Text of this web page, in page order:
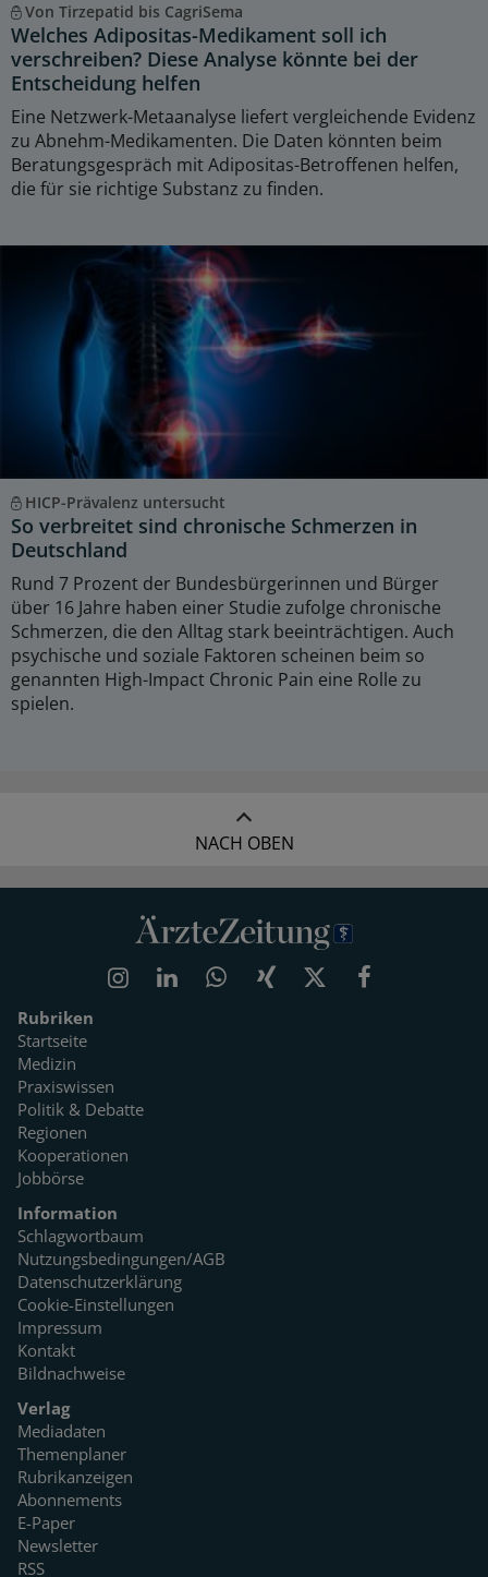
Von Tirzepatid bis CagriSema
Welches Adipositas-Medikament soll ich
verschreiben? Diese Analyse könnte bei der
Entscheidung helfen
Eine Netzwerk-Metaanalyse liefert vergleichende Evidenz
zu Abnehm-Medikamenten. Die Daten könnten beim
Beratungsgespräch mit Adipositas-Betroffenen helfen,
die für sie richtige Substanz zu finden.
HICP-Prävalenz untersucht
So verbreitet sind chronische Schmerzen in
Deutschland
Rund 7 Prozent der Bundesbürgerinnen und Bürger
über 16 Jahre haben einer Studie zufolge chronische
Schmerzen, die den Alltag stark beeinträchtigen. Auch
psychische und soziale Faktoren scheinen beim so
genannten High-Impact Chronic Pain eine Rolle zu
spielen.
NACH OBEN
Rubriken
Startseite
Medizin
Praxiswissen
Politik & Debatte
Regionen
Kooperationen
Jobbörse
Information
Schlagwortbaum
Nutzungsbedingungen/AGB
Datenschutzerklärung
Cookie-Einstellungen
Impressum
Kontakt
Bildnachweise
Verlag
Mediadaten
Themenplaner
Rubrikanzeigen
Abonnements
E-Paper
Newsletter
RSS